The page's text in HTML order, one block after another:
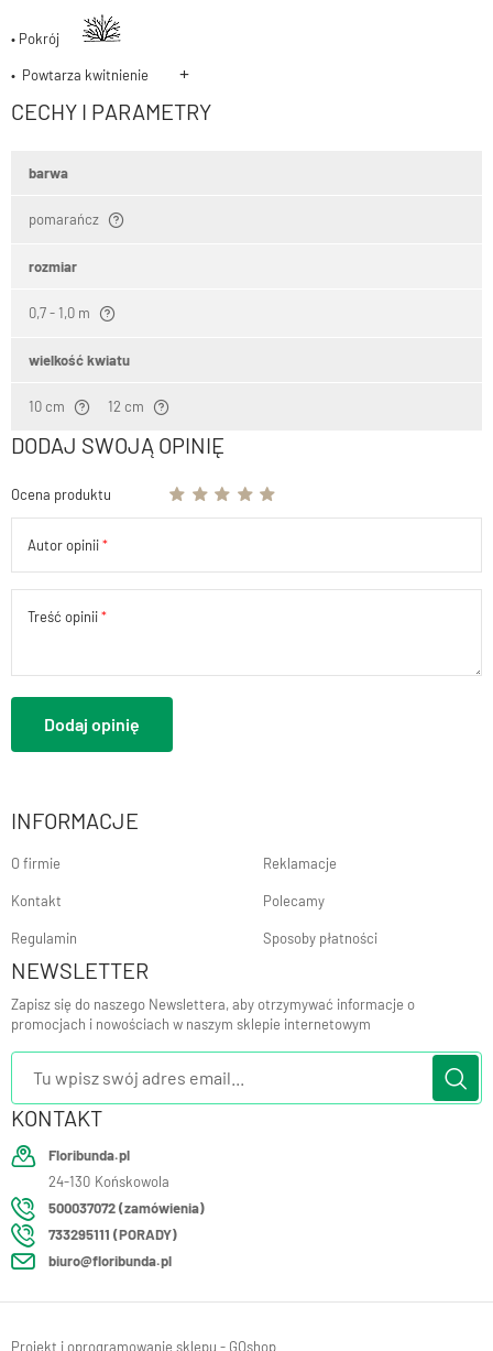
• Pokrój
• Powtarza kwitnienie +
CECHY I PARAMETRY
barwa
pomarańcz
rozmiar
0,7 - 1,0 m
wielkość kwiatu
10 cm 12 cm
DODAJ SWOJĄ OPINIĘ
Ocena produktu
Autor opinii
Treść opinii
Dodaj opinię
INFORMACJE
O firmie
Kontakt
Regulamin
Reklamacje
Polecamy
Sposoby płatności
NEWSLETTER
Zapisz się do naszego Newslettera, aby otrzymywać informacje o
promocjach i nowościach w naszym sklepie internetowym
KONTAKT
Floribunda.pl
24-130 Końskowola
500037072 (zamówienia)
733295111 (PORADY)
biuro@floribunda.pl
Projekt i oprogramowanie sklepu - GOshop